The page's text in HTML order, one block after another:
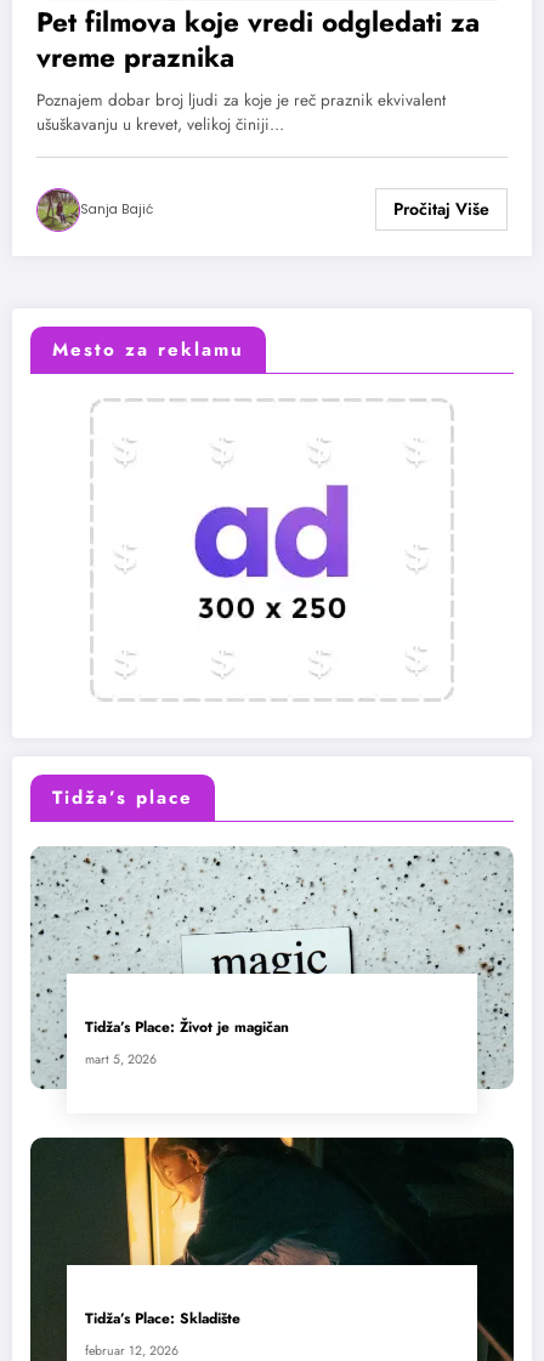
Pet filmova koje vredi odgledati za
vreme praznika
Poznajem dobar broj ljudi za koje je reč praznik ekvivalent
ušuškavanju u krevet, velikoj činiji…
Sanja Bajić
Mesto za reklamu
Tidža’s place
Tidža’s Place: Život je magičan
mart 5, 2026
Tidža’s Place: Skladište
februar 12, 2026